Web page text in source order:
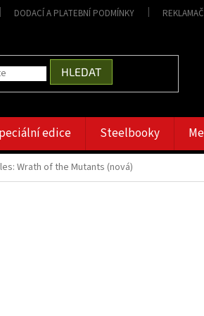
DODACÍ A PLATEBNÍ PODMÍNKY
HLEDAT
edice Steelbooky
Wrath of the Mutants (nová)